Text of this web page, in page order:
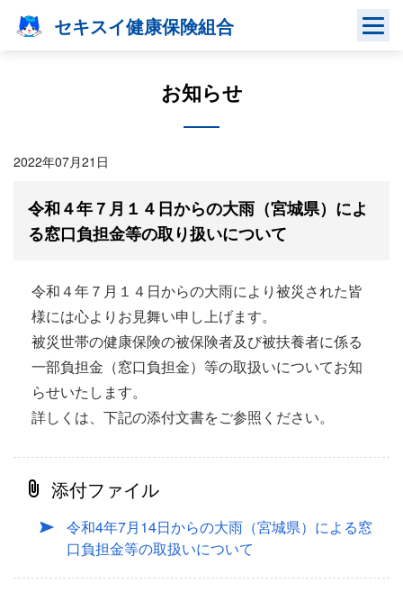
セキスイ健康保険組合
お知らせ
2022年07月21日
令和４年７月１４日からの大雨（宮城県）によ
る窓口負担金等の取り扱いについて
令和４年７月１４日からの大雨により被災された皆
様には心よりお見舞い申し上げます。
被災世帯の健康保険の被保険者及び被扶養者に係る
一部負担金（窓口負担金）等の取扱いについてお知
らせいたします。
詳しくは、下記の添付文書をご参照ください。
添付ファイル
令和4年7月14日からの大雨（宮城県）による窓
口負担金等の取扱いについて